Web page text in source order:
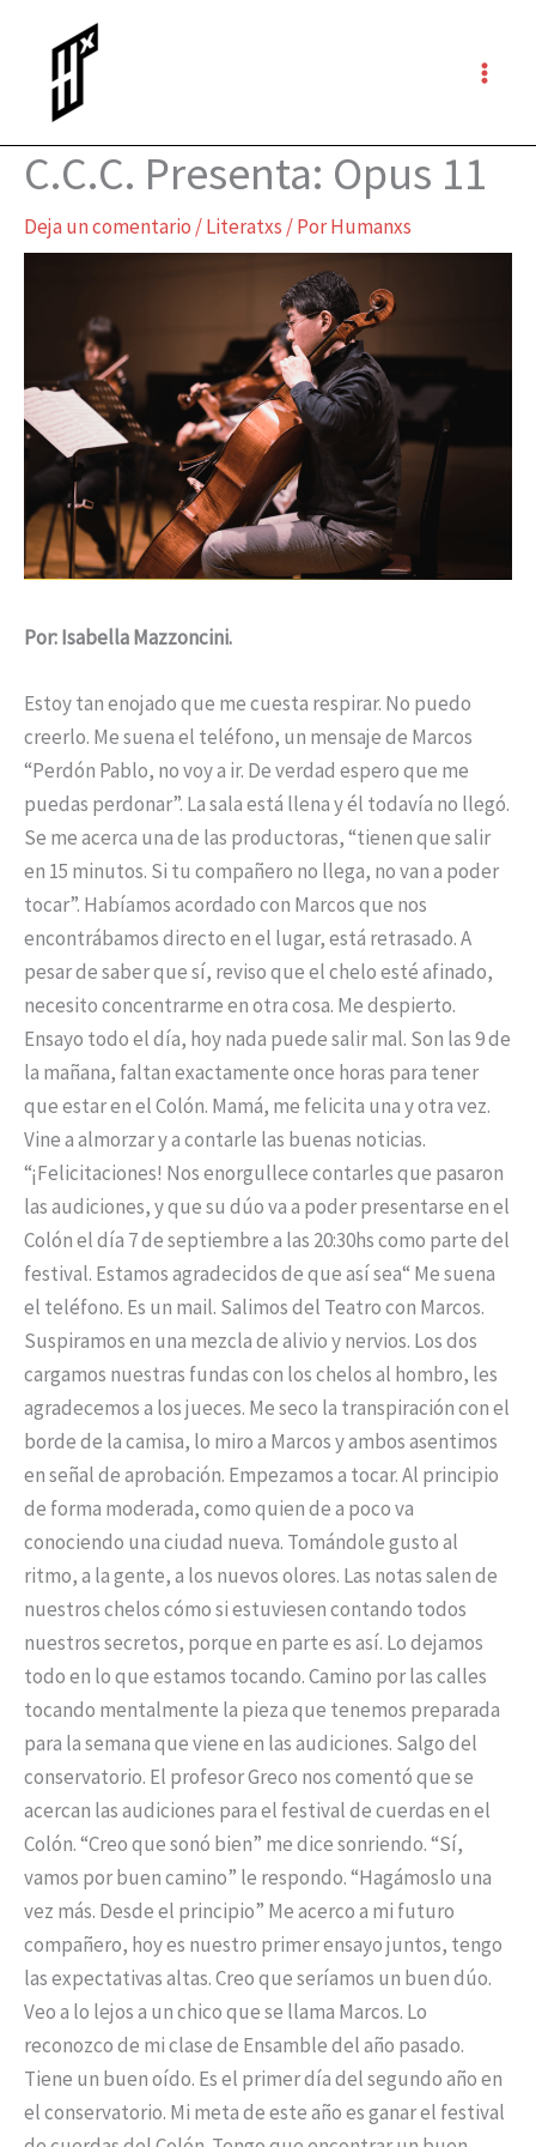
contenido
C.C.C. Presenta: Opus 11
Deja un comentario /Literatxs / PorHumanxs
Por: Isabella Mazzoncini.
Estoy tan enojado que me cuesta respirar. No puedo
creerlo. Me suena el teléfono, un mensaje de Marcos
“Perdón Pablo, no voy a ir. De verdad espero que me
puedas perdonar”. La sala está llena y él todavía no llegó.
Se me acerca una de las productoras, “tienen que salir
en 15 minutos. Si tu compañero no llega, no van a poder
tocar”. Habíamos acordado con Marcos que nos
encontrábamos directo en el lugar, está retrasado. A
pesar de saber que sí, reviso que el chelo esté afinado,
necesito concentrarme en otra cosa. Me despierto.
Ensayo todo el día, hoy nada puede salir mal. Son las 9 de
la mañana, faltan exactamente once horas para tener
que estar en el Colón. Mamá, me felicita una y otra vez.
Vine a almorzar y a contarle las buenas noticias.
“¡Felicitaciones! Nos enorgullece contarles que pasaron
las audiciones, y que su dúo va a poder presentarse en el
Colón el día 7 de septiembre a las 20:30hs como parte del
festival. Estamos agradecidos de que así sea“ Me suena
el teléfono. Es un mail. Salimos del Teatro con Marcos.
Suspiramos en una mezcla de alivio y nervios. Los dos
cargamos nuestras fundas con los chelos al hombro, les
agradecemos a los jueces. Me seco la transpiración con el
borde de la camisa, lo miro a Marcos y ambos asentimos
en señal de aprobación. Empezamos a tocar. Al principio
de forma moderada, como quien de a poco va
conociendo una ciudad nueva. Tomándole gusto al
ritmo, a la gente, a los nuevos olores. Las notas salen de
nuestros chelos cómo si estuviesen contando todos
nuestros secretos, porque en parte es así. Lo dejamos
todo en lo que estamos tocando. Camino por las calles
tocando mentalmente la pieza que tenemos preparada
para la semana que viene en las audiciones. Salgo del
conservatorio. El profesor Greco nos comentó que se
acercan las audiciones para el festival de cuerdas en el
Colón. “Creo que sonó bien” me dice sonriendo. “Sí,
vamos por buen camino” le respondo. “Hagámoslo una
vez más. Desde el principio” Me acerco a mi futuro
compañero, hoy es nuestro primer ensayo juntos, tengo
las expectativas altas. Creo que seríamos un buen dúo.
Veo a lo lejos a un chico que se llama Marcos. Lo
reconozco de mi clase de Ensamble del año pasado.
Tiene un buen oído. Es el primer día del segundo año en
el conservatorio. Mi meta de este año es ganar el festival